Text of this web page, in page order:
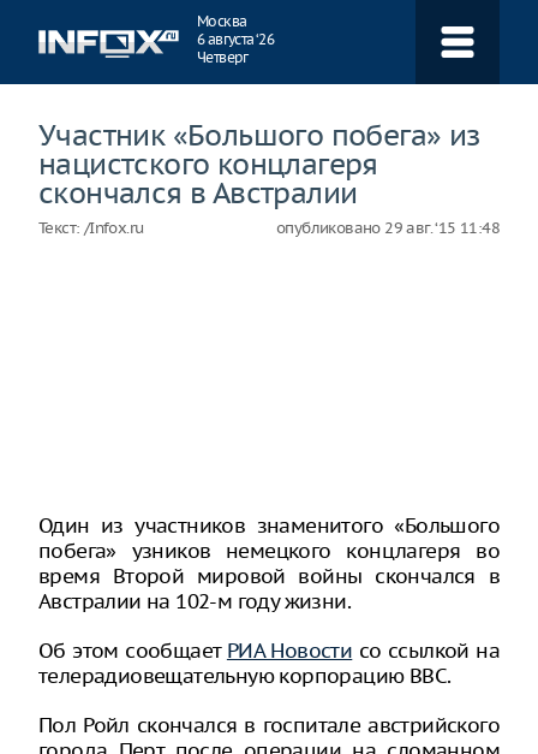
Москва
6 августа ‘26
Четверг
Участник «Большого побега» из
нацистского концлагеря
скончался в Австралии
Текст: /Infox.ru опубликовано 29 авг. ‘15 11:48
Один из участников знаменитого «Большого
побега» узников немецкого концлагеря во
время Второй мировой войны скончался в
Австралии на 102-м году жизни.
Об этом сообщает РИА Новости со ссылкой на
телерадиовещательную корпорацию BBC.
Пол Ройл скончался в госпитале австрийского